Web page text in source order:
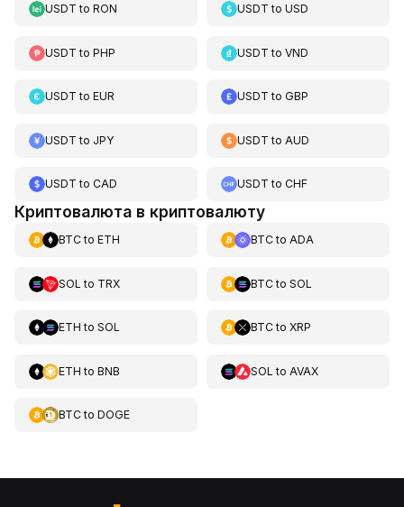
USDT to RON USDT toUSD
USDT to PHP USDT toVND
USDT to EUR USDT toGBP
USDT to JPY USDT to AUD
USDT to CAD USDT toCHF
Криптовалюта в криптовалюту
BTCto ETH BTCto ADA
SOL to TRX BTCto SOL
ETH to SOL BTCto XRP
ETH to BNB SOL to AVAX
BTCto DOGE